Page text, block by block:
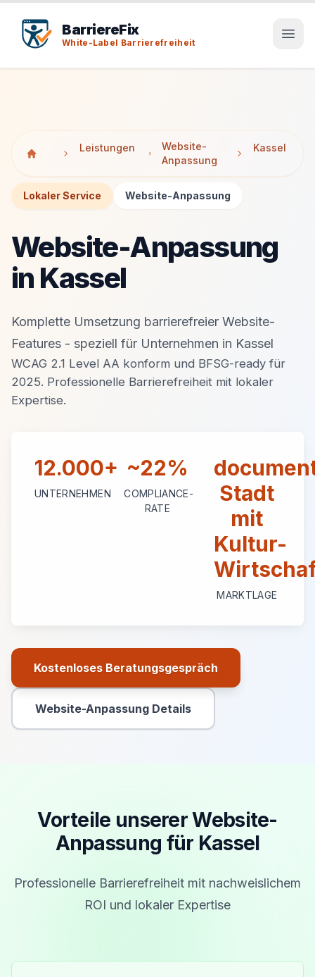
BarriereFix
White-Label Barrierefreiheit
Leistungen
Website-
Anpassung
Kassel
Lokaler Service Website-Anpassung
Website-Anpassung
in Kassel
Komplette Umsetzung barrierefreier Website-
Features - speziell für Unternehmen in Kassel
WCAG 2.1 Level AA konform und BFSG-ready für
2025. Professionelle Barrierefreiheit mit lokaler
Expertise.
12.000+
UNTERNEHMEN
~22%
COMPLIANCE-
RATE
Stadt
mit
Kultur-
MARKTLAGE
Kostenloses Beratungsgespräch
Primäre Aktion
Website-Anpassung Details
Sekundäre Aktion
Vorteile unserer Website-
Anpassung für Kassel
Professionelle Barrierefreiheit mit nachweislichem
ROI und lokaler Expertise